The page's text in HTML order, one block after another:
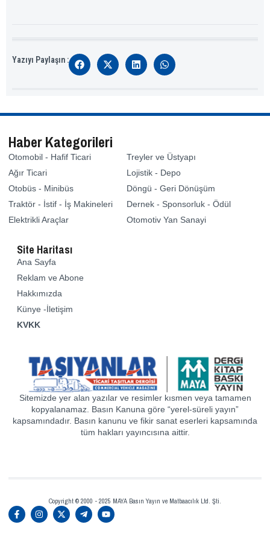
Yazıyı Paylaşın :
Haber Kategorileri
Otomobil - Hafif Ticari
Ağır Ticari
Otobüs - Minibüs
Traktör - İstif - İş Makineleri
Elektrikli Araçlar
Treyler ve Üstyapı
Lojistik - Depo
Döngü - Geri Dönüşüm
Dernek - Sponsorluk - Ödül
Otomotiv Yan Sanayi
Site Haritası
Ana Sayfa
Reklam ve Abone
Hakkımızda
Künye -İletişim
KVKK
Sitemizde yer alan yazılar ve resimler kısmen veya tamamen
kopyalanamaz. Basın Kanuna göre “yerel-süreli yayın”
kapsamındadır. Basın kanunu ve fikir sanat eserleri kapsamında
tüm hakları yayıncısına aittir.
Copyright © 2000 - 2025 MAYA Basın Yayın ve Matbaacılık Ltd. Şti.